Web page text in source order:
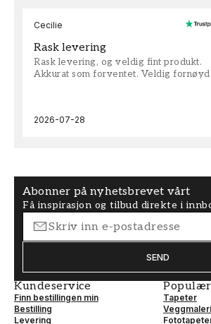
Cecilie
Rask levering
Rask levering, og veldig fint produkt.
Akkurat som forventet. Veldig fornøyd.
2026-07-28
Abonner på nyhetsbrevet vårt
Få inspirasjon og tilbud direkte i
SEND
Kundeservice
Finn bestillingen min
Bestilling
Levering
Tapeter